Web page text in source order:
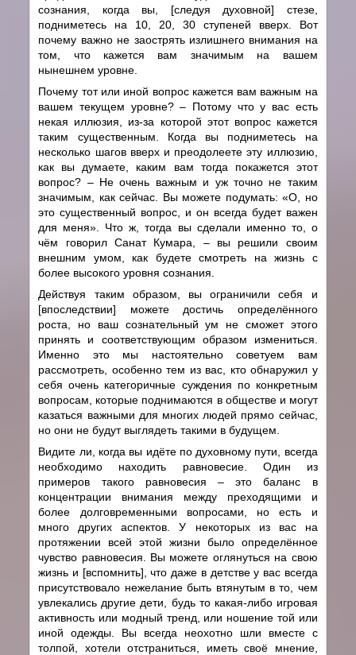
сознания, когда вы, [следуя духовной] стезе,
подниметесь на 10, 20, 30 ступеней вверх. Вот
почему важно не заострять излишнего внимания на
том, что кажется вам значимым на вашем
нынешнем уровне.
Почему тот или иной вопрос кажется вам важным на
вашем текущем уровне? – Потому что у вас есть
некая иллюзия, из-за которой этот вопрос кажется
таким существенным. Когда вы подниметесь на
несколько шагов вверх и преодолеете эту иллюзию,
как вы думаете, каким вам тогда покажется этот
вопрос? – Не очень важным и уж точно не таким
значимым, как сейчас. Вы можете подумать: «О, но
это существенный вопрос, и он всегда будет важен
для меня». Что ж, тогда вы сделали именно то, о
чём говорил Санат Кумара, – вы решили своим
внешним умом, как будете смотреть на жизнь с
более высокого уровня сознания.
Действуя таким образом, вы ограничили себя и
[впоследствии] можете достичь определённого
роста, но ваш сознательный ум не сможет этого
принять и соответствующим образом измениться.
Именно это мы настоятельно советуем вам
рассмотреть, особенно тем из вас, кто обнаружил у
себя очень категоричные суждения по конкретным
вопросам, которые поднимаются в обществе и могут
казаться важными для многих людей прямо сейчас,
но они не будут выглядеть такими в будущем.
Видите ли, когда вы идёте по духовному пути, всегда
необходимо находить равновесие. Один из
примеров такого равновесия – это баланс в
концентрации внимания между преходящими и
более долговременными вопросами, но есть и
много других аспектов. У некоторых из вас на
протяжении всей этой жизни было определённое
чувство равновесия. Вы можете оглянуться на свою
жизнь и [вспомнить], что даже в детстве у вас всегда
присутствовало нежелание быть втянутым в то, чем
увлекались другие дети, будь то какая-либо игровая
активность или модный тренд, или ношение той или
иной одежды. Вы всегда неохотно шли вместе с
толпой, хотели отстраниться, иметь своё мнение,